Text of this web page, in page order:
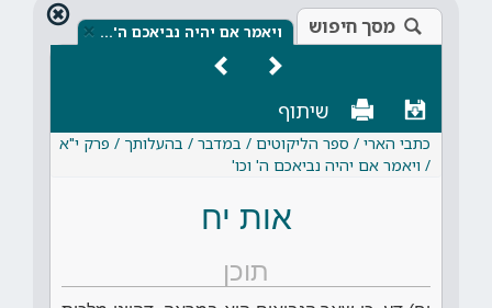
מסך חיפוש ויאמר אם יהיה נביאכם ה'… ×
שיתוף
כתבי הארי / ספר הליקוטים / במדבר / בהעלותך / פרק י"א
/ ויאמר אם יהיה נביאכם ה' וכו'
אות יח
תוכן